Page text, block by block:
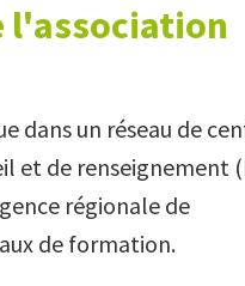
l'association
dans un réseau de
et de renseignement
régionale de
de formation.